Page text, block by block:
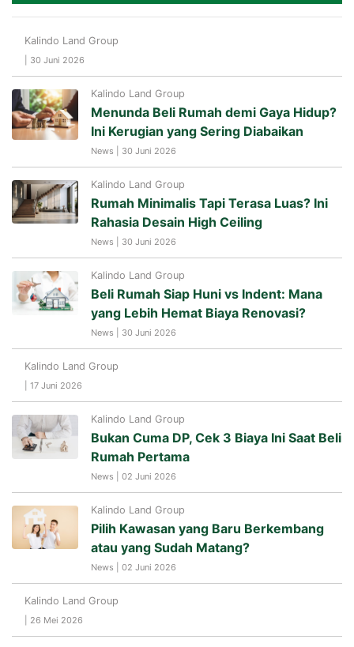
Kalindo Land Group
| 30 Juni 2026
Kalindo Land Group
Menunda Beli Rumah demi Gaya Hidup?
Ini Kerugian yang Sering Diabaikan
News | 30 Juni 2026
Kalindo Land Group
Rumah Minimalis Tapi Terasa Luas? Ini
Rahasia Desain High Ceiling
News | 30 Juni 2026
Kalindo Land Group
Beli Rumah Siap Huni vs Indent: Mana
yang Lebih Hemat Biaya Renovasi?
News | 30 Juni 2026
Kalindo Land Group
| 17 Juni 2026
Kalindo Land Group
Bukan Cuma DP, Cek 3 Biaya Ini Saat Beli
Rumah Pertama
News | 02 Juni 2026
Kalindo Land Group
Pilih Kawasan yang Baru Berkembang
atau yang Sudah Matang?
News | 02 Juni 2026
Kalindo Land Group
| 26 Mei 2026